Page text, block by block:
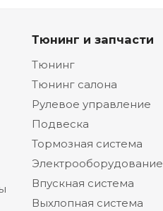
Тюнинг и запчасти
Тюнинг
Тюнинг салона
Рулевое управление
Подвеска
Тормозная система
Электрооборудование
Впускная система
Выхлопная система